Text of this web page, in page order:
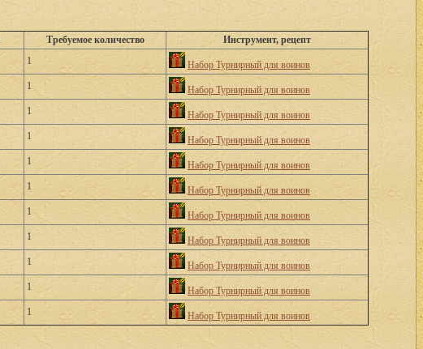
Требуемое количество Инструмент, рецепт
1 Набор Турнирный для воинов
1 Набор Турнирный для воинов
1 Набор Турнирный для воинов
1 Набор Турнирный для воинов
1 Набор Турнирный для воинов
1 Набор Турнирный для воинов
1 Набор Турнирный для воинов
1 Набор Турнирный для воинов
1 Набор Турнирный для воинов
1 Набор Турнирный для воинов
1 Набор Турнирный для воинов